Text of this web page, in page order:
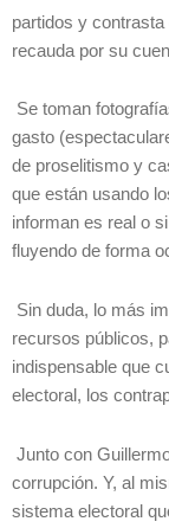
partidos y
recauda por su
Se toman
gasto
de proselitismo y
que están usando
informan es real o
fluyendo de forma
Sin duda, lo más
recursos públicos,
indispensable que
electoral, los
Junto con
corrupción. Y, al
sistema electoral